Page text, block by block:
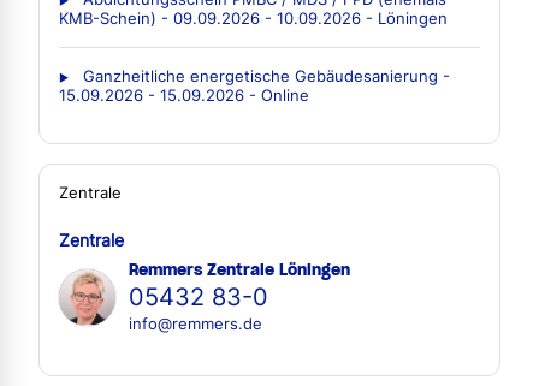
KMB-Schein) - 09.09.2026 - 10.09.2026 - Löningen
Ganzheitliche energetische Gebäudesanierung -
15.09.2026 - 15.09.2026 - Online
Zentrale
Zentrale
Remmers Zentrale Löningen
05432 83-0
info@remmers.de